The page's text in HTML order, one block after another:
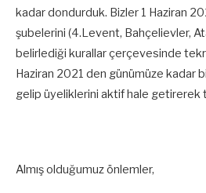
kadar dondurduk. Bizler 1 Haziran
şubelerini (4.Levent, Bahçelievler,
belirlediği kurallar çerçevesinde
Haziran 2021 den günümüze kadar
gelip üyeliklerini aktif hale getirerek
Almış olduğumuz önlemler,